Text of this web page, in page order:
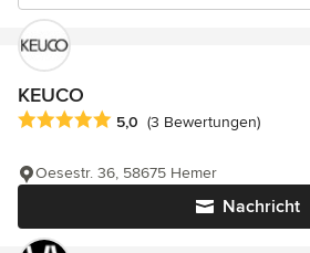
KEUCO
Durchschnittliche Bewertung: 5 von 5
5,0 (3 Bewertungen)
Nachricht
Oesestr. 36, 58675 Hemer